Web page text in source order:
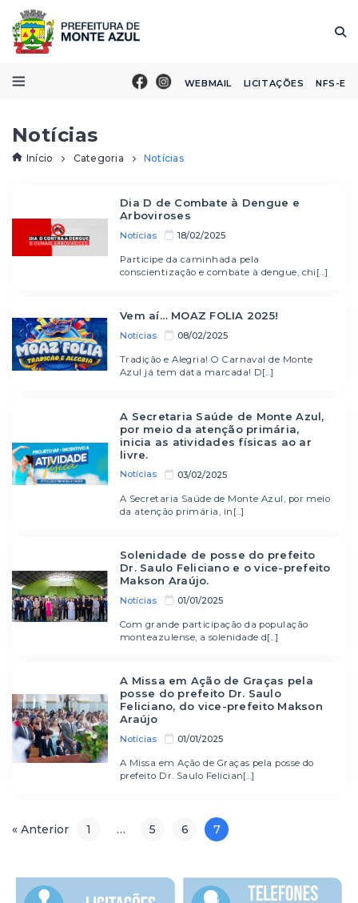
WEBMAIL LICITAÇÕES NFS-E
Notícias
Início Categoria Notícias
Notícias 18/02/2025
Dia D de Combate à Dengue e
Arboviroses
Participe da caminhada pela
conscientização e combate à dengue, chi[...]
Notícias 08/02/2025
Vem aí… MOAZ FOLIA 2025!
Tradição e Alegria! O Carnaval de Monte
Azul já tem data marcada! D[...]
Notícias 03/02/2025
A Secretaria Saúde de Monte Azul,
por meio da atenção primária,
inicia as atividades físicas ao ar
livre.
A Secretaria Saúde de Monte Azul, por meio
da atenção primária, in[...]
Notícias 01/01/2025
Solenidade de posse do prefeito
Dr. Saulo Feliciano e o vice-prefeito
Makson Araújo.
Com grande participação da população
monteazulense, a solenidade d[...]
Notícias 01/01/2025
A Missa em Ação de Graças pela
posse do prefeito Dr. Saulo
Feliciano, do vice-prefeito Makson
Araújo
A Missa em Ação de Graças pela posse do
prefeito Dr. Saulo Felician[...]
« Anterior 1 … 5 6 7